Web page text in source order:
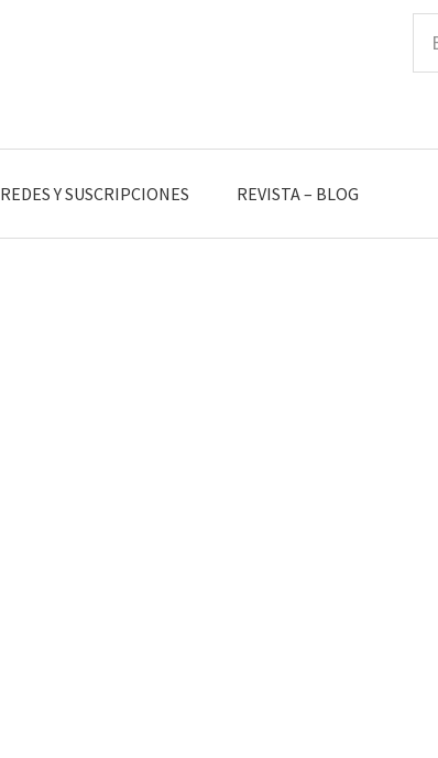
REDES Y SUSCRIPCIONES REVISTA – BLOG